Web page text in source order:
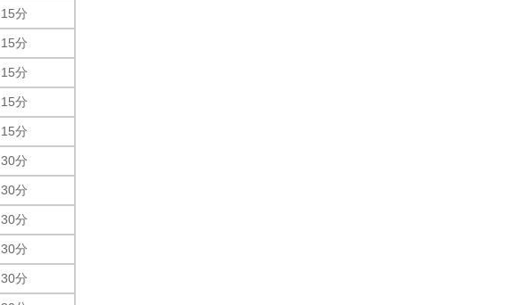
15分
15分
15分
15分
15分
30分
30分
30分
30分
30分